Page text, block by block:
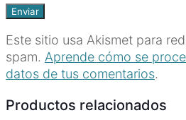
Este sitio usa Akismet para
spam. Aprende cómo se
datos de tus comentarios.
Productos relacionados